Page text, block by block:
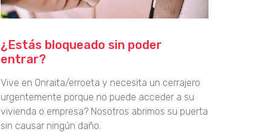
¿Estás bloqueado sin poder
entrar?
Vive en Onraita/erroeta y necesita un cerrajero
urgentemente porque no puede acceder a su
vivienda o empresa? Nosotros abrimos su puerta
sin causar ningún daño.